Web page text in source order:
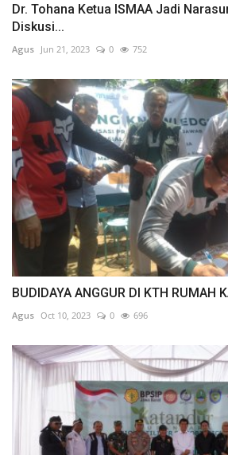
Dr. Tohana Ketua ISMAA Jadi
Diskusi...
Agus Jun 21, 2023 0 752
BUDIDAYA ANGGUR DI KTH RUMAH
Agus Oct 10, 2023 0 696